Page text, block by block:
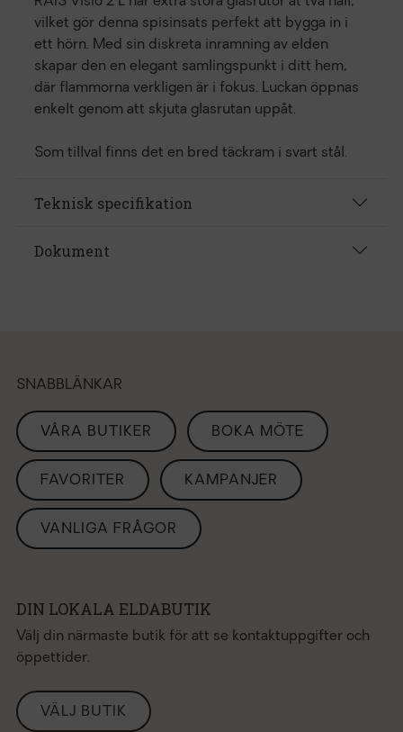
vilket gör denna spisinsats perfekt att bygga in i
ett hörn. Med sin diskreta inramning av elden
skapar den en elegant samlingspunkt i ditt hem,
där flammorna verkligen är i fokus. Luckan öppnas
enkelt genom att skjuta glasrutan uppåt.
Som tillval finns det en bred täckram i svart stål.
Teknisk specifikation
Dokument
SNABBLÄNKAR
VÅRA BUTIKER BOKA MÖTE
FAVORITER KAMPANJER
VANLIGA FRÅGOR
DIN LOKALA ELDABUTIK
Välj din närmaste butik för att se kontaktuppgifter och
öppettider.
VÄLJ BUTIK